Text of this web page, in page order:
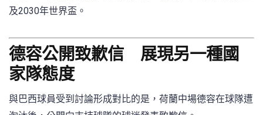
及2030年世界盃。
德容公開致歉信 展現另一種國
家隊態度
與巴西球員受到討論形成對比的是，荷蘭中場德容在球隊遭